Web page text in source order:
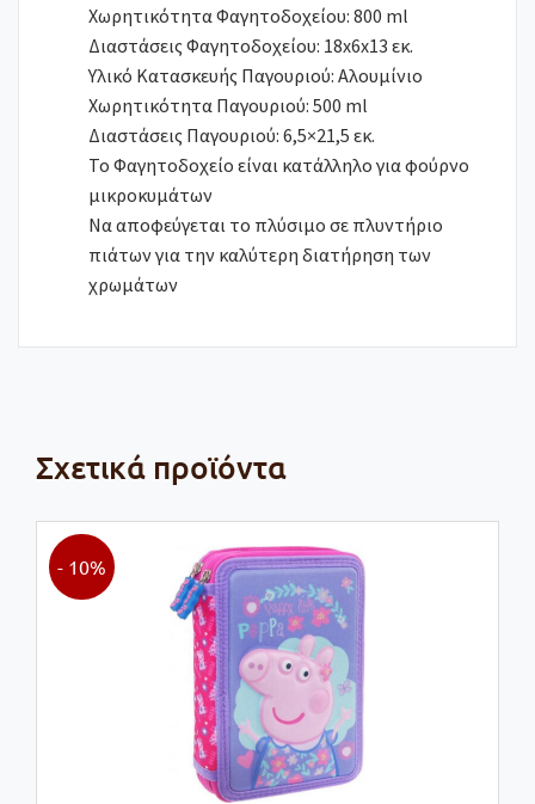
Χωρητικότητα Φαγητοδοχείου: 800 ml
Διαστάσεις Φαγητοδοχείου: 18x6x13 εκ.
Υλικό Κατασκευής Παγουριού: Αλουμίνιο
Χωρητικότητα Παγουριού: 500 ml
Διαστάσεις Παγουριού: 6,5×21,5 εκ.
To Φαγητοδοχείο είναι κατάλληλο για φούρνο
μικροκυμάτων
Να αποφεύγεται το πλύσιμο σε πλυντήριο
πιάτων για την καλύτερη διατήρηση των
χρωμάτων
Σχετικά προϊόντα
- 10%